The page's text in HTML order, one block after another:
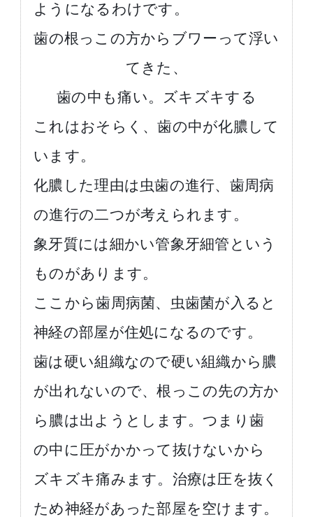
ようになるわけです。
歯の根っこの方からブワーって浮い
てきた、
歯の中も痛い。ズキズキする
これはおそらく、歯の中が化膿して
います。
化膿した理由は虫歯の進行、歯周病
の進行の二つが考えられます。
象牙質には細かい管象牙細管という
ものがあります。
ここから歯周病菌、虫歯菌が入ると
神経の部屋が住処になるのです。
歯は硬い組織なので硬い組織から膿
が出れないので、根っこの先の方か
ら膿は出ようとします。つまり歯
の中に圧がかかって抜けないから
ズキズキ痛みます。治療は圧を抜く
ため神経があった部屋を空けます。